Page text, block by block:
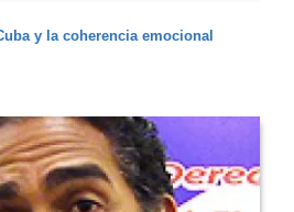
y la coherencia emocional